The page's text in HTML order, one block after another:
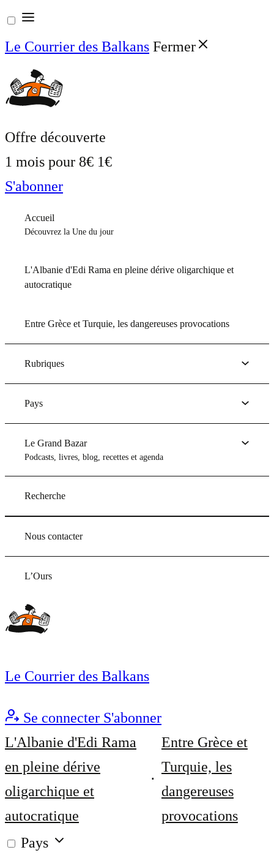
Aller
au
contenu
Le Courrier des Balkans Fermer
Offre découverte
1 mois pour 8€ 1€
S'abonner
Accueil
Découvrez la Une du jour
L'Albanie d'Edi Rama en pleine dérive oligarchique et
autocratique
Entre Grèce et Turquie, les dangereuses provocations
Rubriques
Pays
Le Grand Bazar
Podcasts, livres, blog, recettes et agenda
Recherche
Nous contacter
L’Ours
Le Courrier des Balkans
Se connecter S'abonner
L'Albanie d'Edi Rama
en pleine dérive
oligarchique et
autocratique
Entre Grèce et
Turquie, les
dangereuses
provocations
Pays